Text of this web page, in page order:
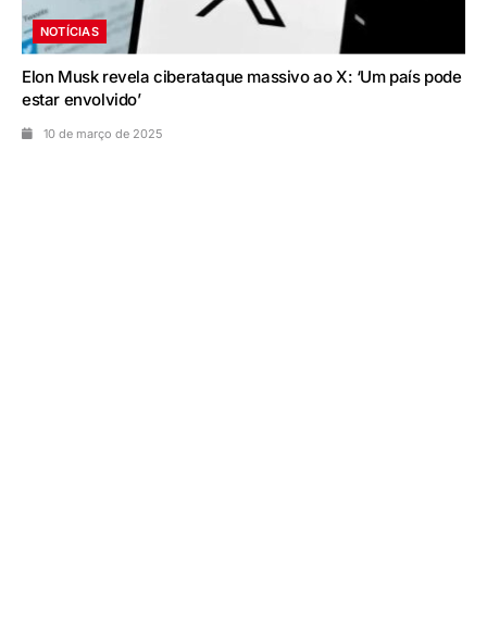
NOTÍCIAS
Elon Musk revela ciberataque massivo ao X: ‘Um país pode
estar envolvido’
10 de março de 2025